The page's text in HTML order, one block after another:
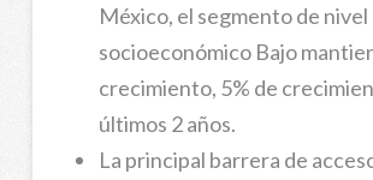
México, el segmento de nivel
socioeconómico Bajo
crecimiento, 5% de
últimos 2 años.
La principal barrera de